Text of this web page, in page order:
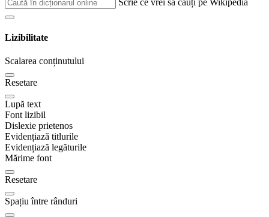
Lizibilitate
Scalarea conținutului
Resetare
Lupă text
Font lizibil
Dislexie prietenos
Evidențiază titlurile
Evidențiază legăturile
Mărime font
Resetare
Spațiu între rânduri